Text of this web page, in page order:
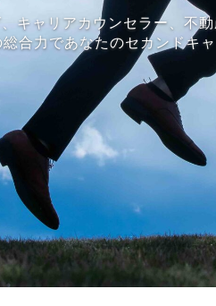
キャリアカウンセラー、不
合力であなたのセカンドキ